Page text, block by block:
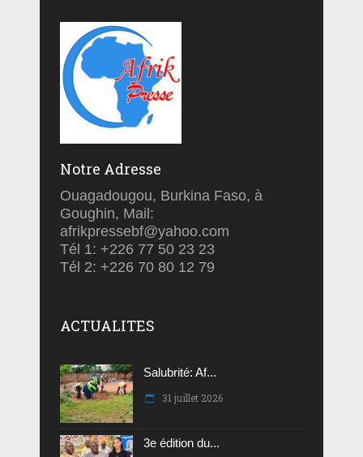
Notre Adresse
Ouagadougou, Burkina Faso, à
Goughin, Mail:
afrikpressebf@yahoo.com
Tél 1: +226 77 50 23 23
Tél 2: +226 70 80 12 79
ACTUALITES
Salubrité: Af...
31 juillet 2026
3e édition du...